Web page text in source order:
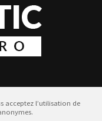
acceptez l’utilisation de